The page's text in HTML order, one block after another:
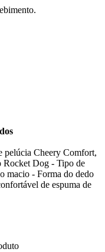
pelúcia Cheery Comfort,
Rocket Dog - Tipo de
macio - Forma do dedo
de espuma de